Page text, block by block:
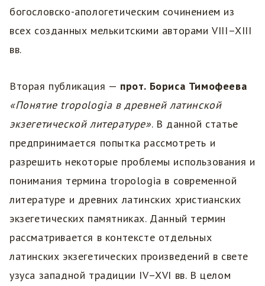
богословско-апологетическим сочинением из
всех созданных мелькитскими авторами VIII–XIII
вв.
Вторая публикация — прот. Бориса Тимофеева
«Понятие tropologia в древней латинской
экзегетической литературе». В данной статье
предпринимается попытка рассмотреть и
разрешить некоторые проблемы использования и
понимания термина tropologia в современной
литературе и древних латинских христианских
экзегетических памятниках. Данный термин
рассматривается в контексте отдельных
латинских экзегетических произведений в свете
узуса западной традиции IV–XVI вв. В целом